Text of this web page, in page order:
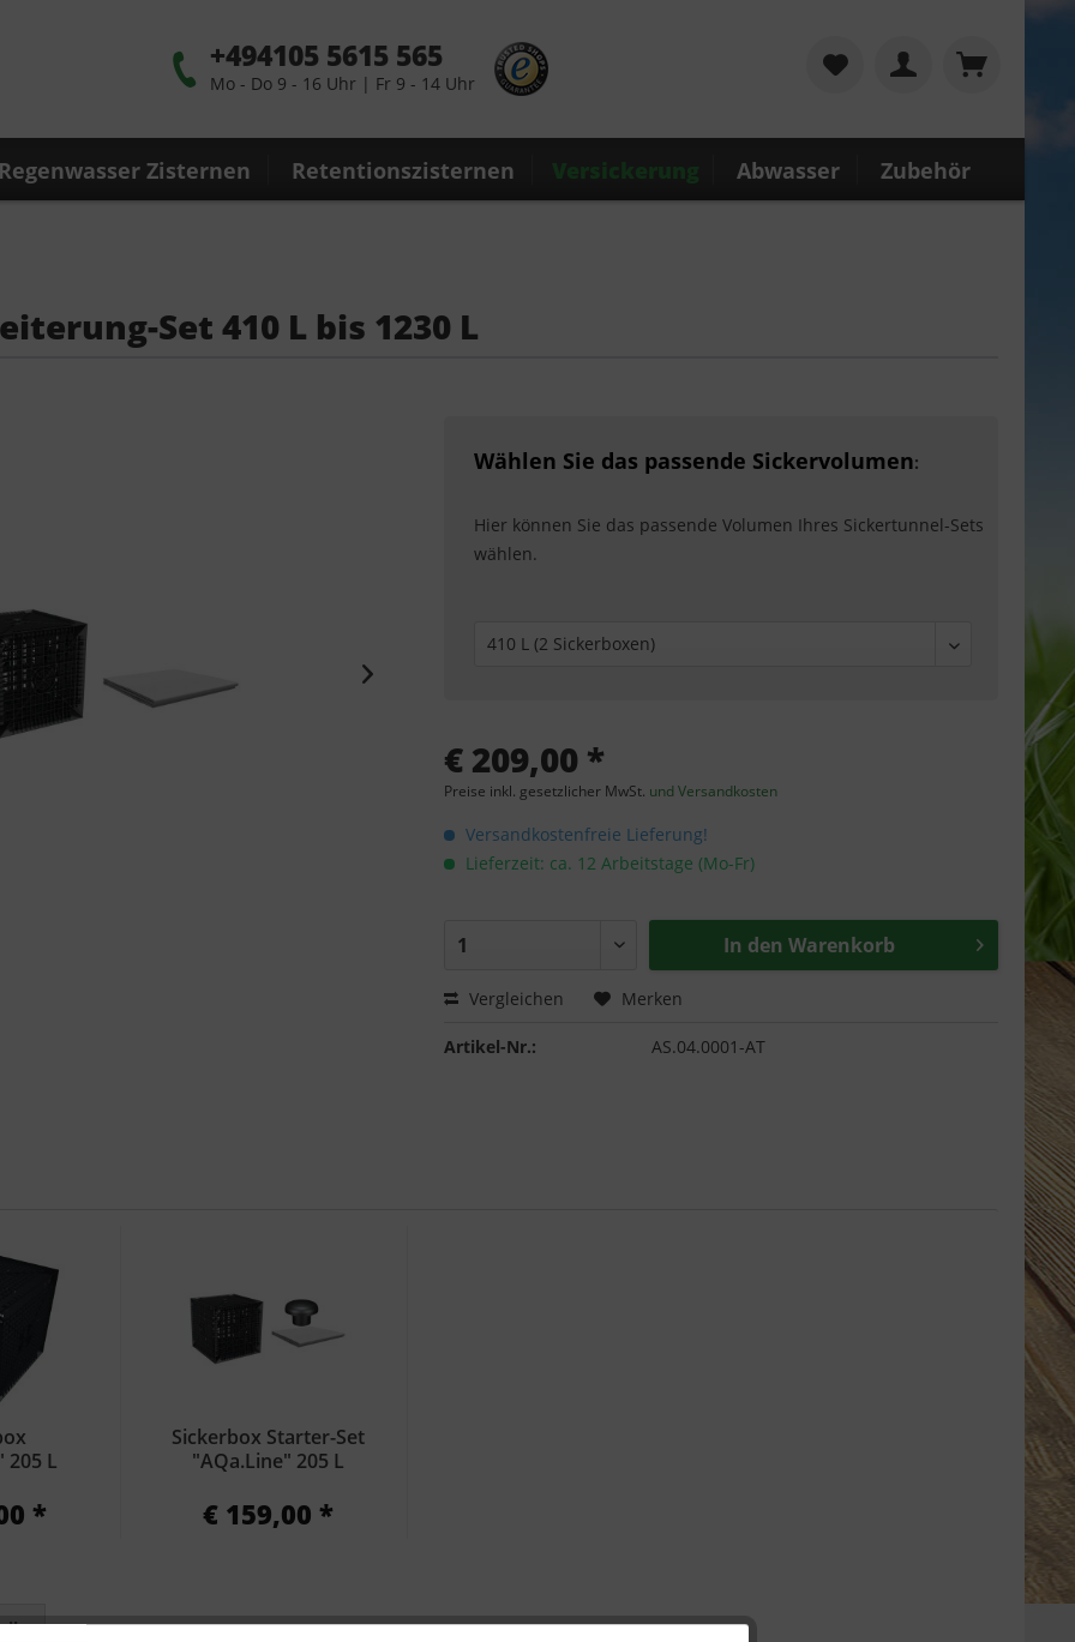
+494105 5615 565
Mo - Do 9 - 16 Uhr | Fr 9 - 14 Uhr
Regenwasser Zisternen Retentionszisternen Versickerung Abwasser Zubehör
Set 410 L bis 1230 L
Wählen Sie das passende Sickervolumen:
Hier können Sie das passende Volumen Ihres Sickertunnel-Sets
wählen.
€ 209,00 *
Preise inkl. gesetzlicher MwSt. und Versandkosten
Versandkostenfreie Lieferung!
Lieferzeit: ca. 12 Arbeitstage (Mo-Fr)
In den Warenkorb
Vergleichen Merken
Artikel-Nr.: AS.04.0001-AT
205 L
*
Sickerbox Starter-Set
"AQa.Line" 205 L
€ 159,00 *